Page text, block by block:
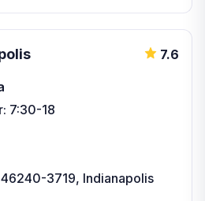
7.6
7:30-18
3719, Indianapolis